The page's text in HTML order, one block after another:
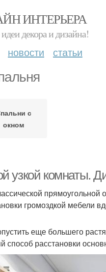
ИНТЕРЬЕРА
декора и дизайна!
новости статьи
с
окном
узкой комнаты.
громоздкой мебели
еще большего
способ расстановки